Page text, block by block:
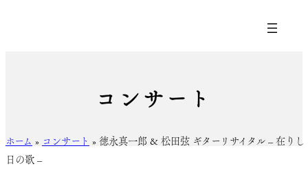
コンサート
ホーム » コンサート » 徳永真一郎 & 松田弦 ギターリサイタル – 在りし
日の歌 –